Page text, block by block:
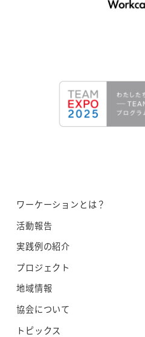
ワーケーションとは？
活動報告
実践例の紹介
プロジェクト
地域情報
協会について
トピックス